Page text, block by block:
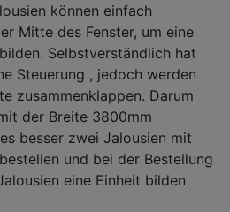
können einfach
Mitte des Fenster, um eine
Selbstverständlich hat
Steuerung , jedoch werden
zusammenklappen. Darum
der Breite 3800mm
besser zwei Jalousien mit
und bei der Bestellung
eine Einheit bilden